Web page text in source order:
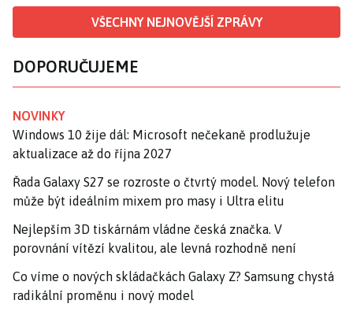
VŠECHNY NEJNOVĚJŠÍ ZPRÁVY
DOPORUČUJEME
NOVINKY
Windows 10 žije dál: Microsoft nečekaně prodlužuje
aktualizace až do října 2027
Řada Galaxy S27 se rozroste o čtvrtý model. Nový telefon
může být ideálním mixem pro masy i Ultra elitu
Nejlepším 3D tiskárnám vládne česká značka. V
porovnání vítězí kvalitou, ale levná rozhodně není
Co víme o nových skládačkách Galaxy Z? Samsung chystá
radikální proměnu i nový model